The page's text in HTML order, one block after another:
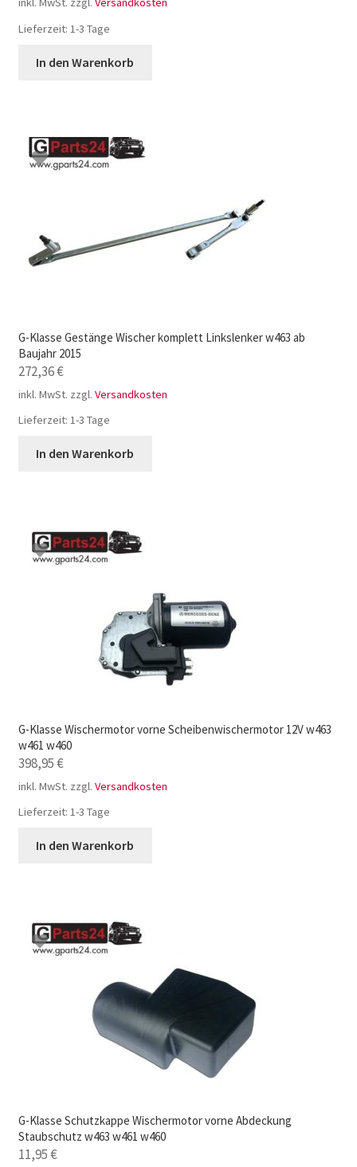
Lieferzeit: 1-3 Tage
In den Warenkorb
G-Klasse Gestänge Wischer komplett Linkslenker w463 ab
Baujahr 2015
272,36€
inkl. MwSt. zzgl. Versandkosten
Lieferzeit: 1-3 Tage
In den Warenkorb
G-Klasse Wischermotor vorne Scheibenwischermotor 12V w463
w461 w460
398,95€
inkl. MwSt. zzgl. Versandkosten
Lieferzeit: 1-3 Tage
In den Warenkorb
G-Klasse Schutzkappe Wischermotor vorne Abdeckung
Staubschutz w463 w461 w460
11,95€